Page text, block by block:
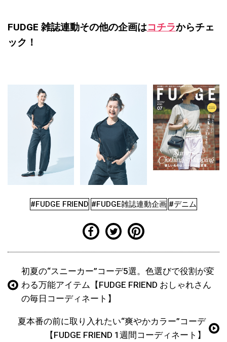
FUDGE 雑誌連動その他の企画はコチラからチェ
ック！
#FUDGE FRIEND #FUDGE雑誌連動企画 #デニム
初夏の“スニーカー”コーデ5選。色選びで役割が変
わる万能アイテム【FUDGE FRIEND おしゃれさん
の毎日コーディネート】
夏本番の前に取り入れたい“爽やかカラー”コーデ
【FUDGE FRIEND 1週間コーディネート】